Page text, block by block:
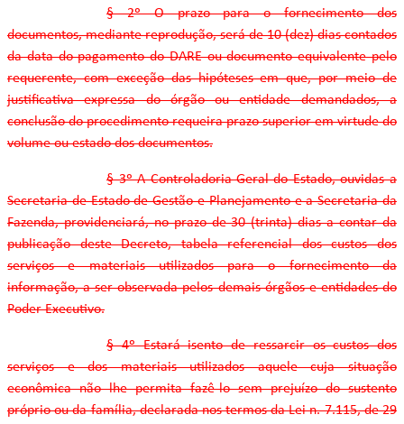
§ 2º O prazo para o fornecimento dos
documentos, mediante reprodução, será de 10 (dez) dias contados
da data do pagamento do DARE ou documento equivalente pelo
requerente, com exceção das hipóteses em que, por meio de
justificativa expressa do órgão ou entidade demandados, a
conclusão do procedimento requeira prazo superior em virtude do
volume ou estado dos documentos.
§ 3º A Controladoria-Geral do Estado, ouvidas a
Secretaria de Estado de Gestão e Planejamento e a Secretaria da
Fazenda, providenciará, no prazo de 30 (trinta) dias a contar da
publicação deste Decreto, tabela referencial dos custos dos
serviços e materiais utilizados para o fornecimento da
informação, a ser observada pelos demais órgãos e entidades do
Poder Executivo.
§ 4º Estará isento de ressarcir os custos dos
serviços e dos materiais utilizados aquele cuja situação
econômica não lhe permita fazê-lo sem prejuízo do sustento
próprio ou da família, declarada nos termos da Lei n. 7.115, de 29